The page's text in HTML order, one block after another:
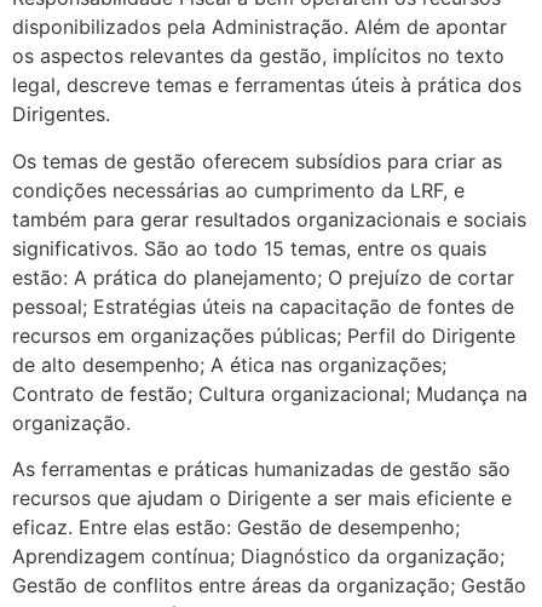
disponibilizados pela Administração. Além de apontar
os aspectos relevantes da gestão, implícitos no texto
legal, descreve temas e ferramentas úteis à prática dos
Dirigentes.
Os temas de gestão oferecem subsídios para criar as
condições necessárias ao cumprimento da LRF, e
também para gerar resultados organizacionais e sociais
significativos. São ao todo 15 temas, entre os quais
estão: A prática do planejamento; O prejuízo de cortar
pessoal; Estratégias úteis na capacitação de fontes de
recursos em organizações públicas; Perfil do Dirigente
de alto desempenho; A ética nas organizações;
Contrato de festão; Cultura organizacional; Mudança na
organização.
As ferramentas e práticas humanizadas de gestão são
recursos que ajudam o Dirigente a ser mais eficiente e
eficaz. Entre elas estão: Gestão de desempenho;
Aprendizagem contínua; Diagnóstico da organização;
Gestão de conflitos entre áreas da organização; Gestão